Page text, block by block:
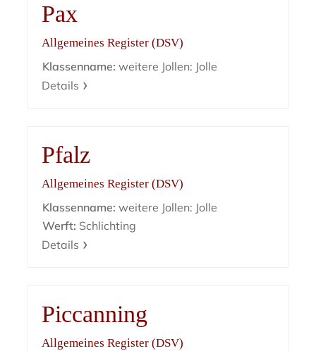
Pax
Allgemeines Register (DSV)
Klassenname: weitere Jollen: Jolle
Details
Pfalz
Allgemeines Register (DSV)
Klassenname: weitere Jollen: Jolle
Werft: Schlichting
Details
Piccanning
Allgemeines Register (DSV)